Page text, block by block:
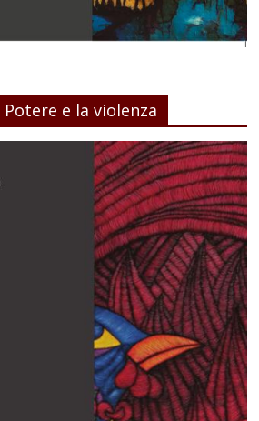
e la violenza